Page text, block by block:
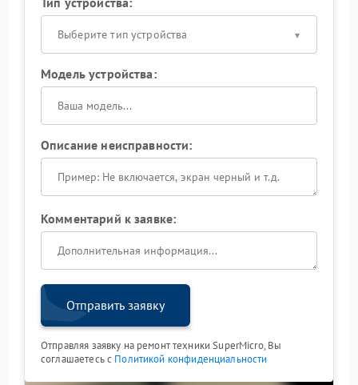
Выберите тип устройства
Модель устройства:
Описание неисправности:
Комментарий к заявке:
Отправить заявку
Отправляя заявку на ремонт техники SuperMicro, Вы
соглашаетесь с Политикой конфиденциальности